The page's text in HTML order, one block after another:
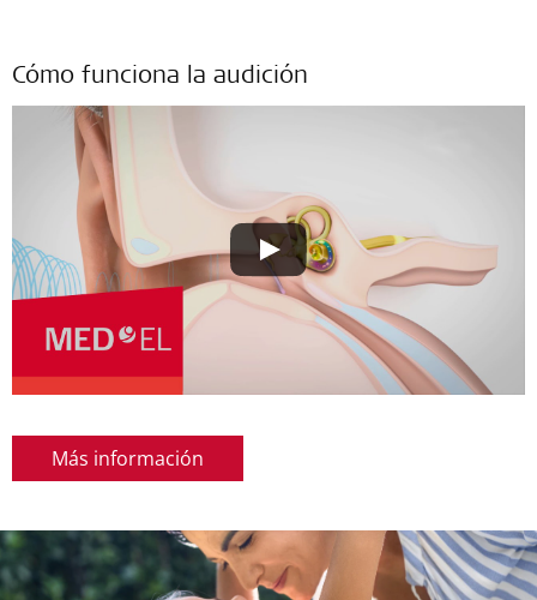
Cómo funciona la audición
Más información